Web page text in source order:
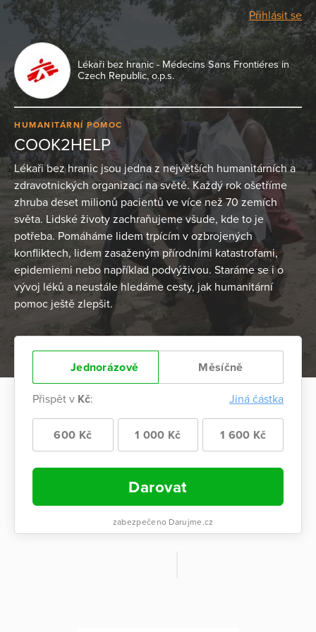
Přihlásit se
Lékaři bez hranic - Médecins Sans Frontiéres in
Czech Republic, o.p.s.
HUMANITÁRNÍ POMOC
COOK2HELP
Lékaři bez hranic jsou jedna z největších humanitárních a
zdravotnických organizací na světě. Každý rok ošetříme
zhruba deset milionů pacientů ve více než 70 zemích
světa. Lidské životy zachraňujeme všude, kde to je
potřeba. Pomáháme lidem trpícím v ozbrojených
konfliktech, lidem zasaženým přírodními katastrofami,
epidemiemi nebo například podvýživou. Staráme se i o
vývoj léků a neustále hledáme cesty, jak humanitární
pomoc ještě zlepšit.
Jednorázově Měsíčně
Přispět v Kč: Jiná částka
600 Kč 1 000 Kč 1 600 Kč
Darovat
zabezpečeno Darujme.cz